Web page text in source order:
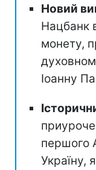
Новий
Нацбанк
монету,
Іоанну
першого
Україну,